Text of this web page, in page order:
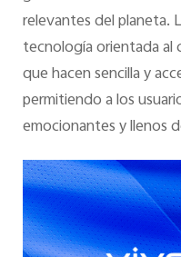
relevantes del planeta.
tecnología orientada al
que hacen sencilla y
permitiendo a los
emocionantes y llenos